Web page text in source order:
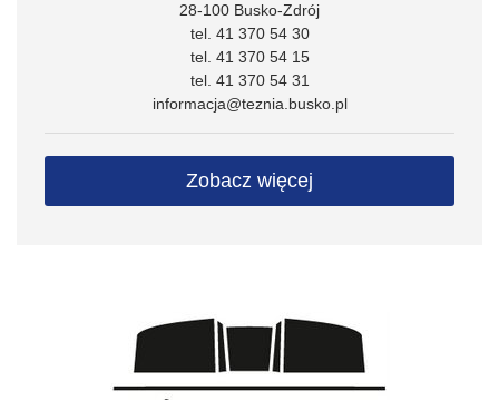
28-100 Busko-Zdrój
tel. 41 370 54 30
tel. 41 370 54 15
tel. 41 370 54 31
informacja@teznia.busko.pl
Zobacz więcej